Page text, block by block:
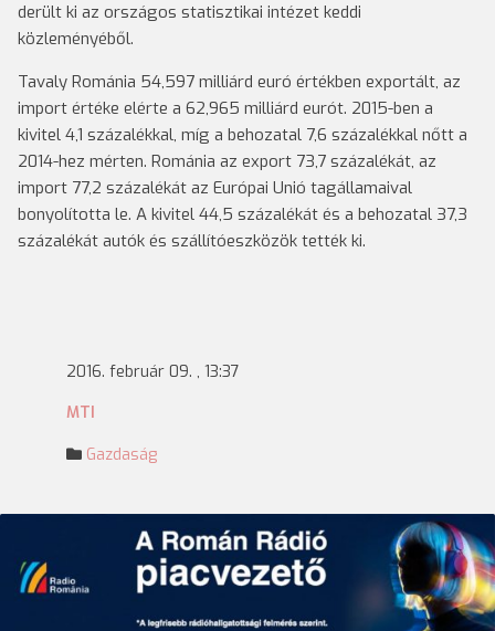
derült ki az országos statisztikai intézet keddi
közleményéből.
Tavaly Románia 54,597 milliárd euró értékben exportált, az
import értéke elérte a 62,965 milliárd eurót. 2015-ben a
kivitel 4,1 százalékkal, míg a behozatal 7,6 százalékkal nőtt a
2014-hez mérten. Románia az export 73,7 százalékát, az
import 77,2 százalékát az Európai Unió tagállamaival
bonyolította le. A kivitel 44,5 százalékát és a behozatal 37,3
százalékát autók és szállítóeszközök tették ki.
2016. február 09. , 13:37
MTI
Gazdaság